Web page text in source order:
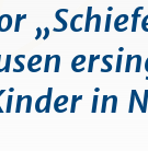
in